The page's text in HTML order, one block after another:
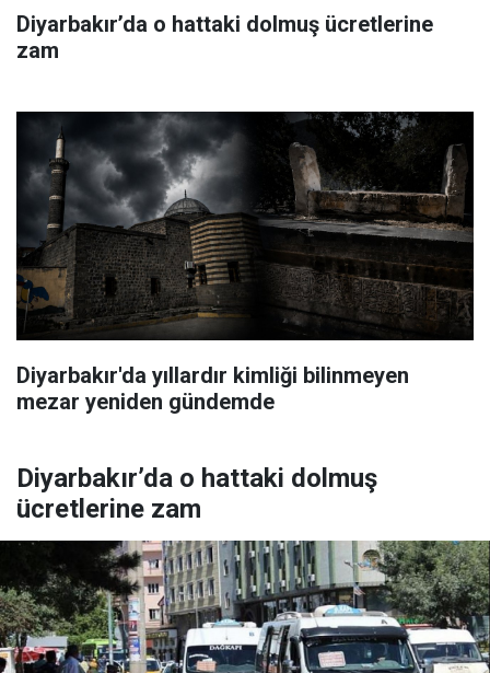
Diyarbakır’da o hattaki dolmuş ücretlerine
zam
Diyarbakır'da yıllardır kimliği bilinmeyen
mezar yeniden gündemde
Diyarbakır’da o hattaki dolmuş
ücretlerine zam